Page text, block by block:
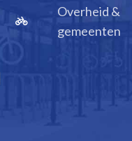
Overheid &
gemeenten